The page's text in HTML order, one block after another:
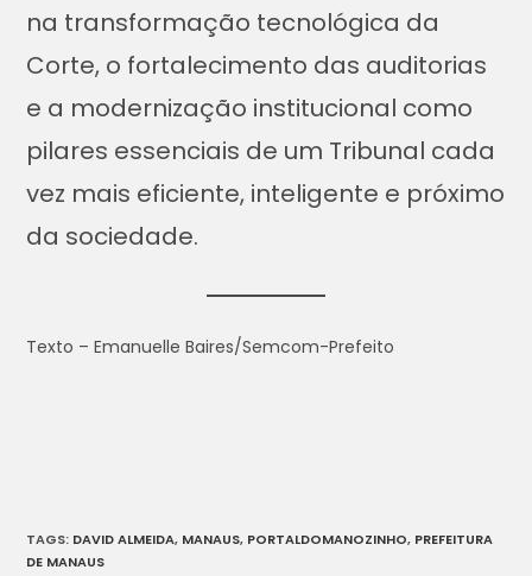
na transformação tecnológica da
Corte, o fortalecimento das auditorias
e a modernização institucional como
pilares essenciais de um Tribunal cada
vez mais eficiente, inteligente e próximo
da sociedade.
Texto – Emanuelle Baires/Semcom-Prefeito
TAGS: DAVID ALMEIDA, MANAUS, PORTALDOMANOZINHO, PREFEITURA
DE MANAUS